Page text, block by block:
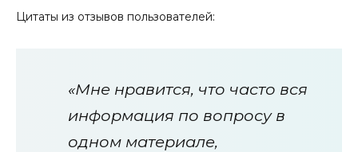
Цитаты из отзывов пользователей:
«Мне нравится, что часто вся
информация по вопросу в
одном материале,